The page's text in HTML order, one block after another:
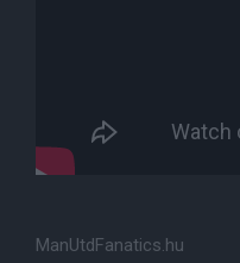
ManUtdFanatics.hu